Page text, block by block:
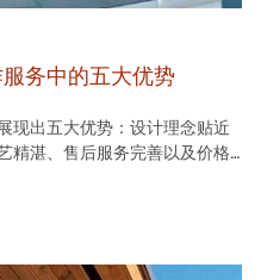
务中的五大优势
现出五大优势：设计理念贴近
精湛、售后服务完善以及价格